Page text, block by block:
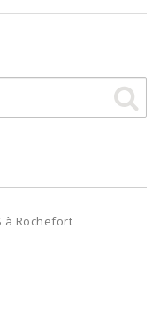
à Rochefort